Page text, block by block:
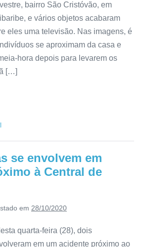
bairro São Cristóvão, em
e vários objetos acabaram
eles uma televisão. Nas imagens, é
se aproximam da casa e
hora depois para levarem os
[…]
se envolvem em
à Central de
em 28/10/2020
quarta-feira (28), dois
em um acidente próximo ao